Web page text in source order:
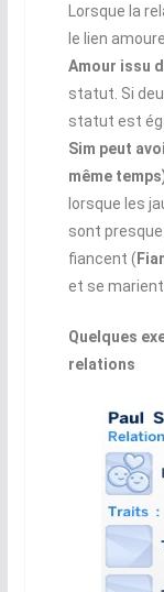
Lorsque la
le lien
Amour issu
statut. Si
statut est
Sim peut
même
lorsque les
sont
fiancent (
et se
Quelques
relations